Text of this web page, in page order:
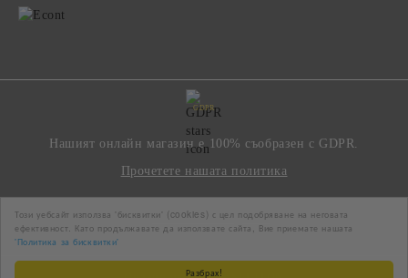
Разбрах!
Този уебсайт използва 'бисквитки' (cookies) с цел подобряване на неговата
ефективност. Като продължавате да използвате сайта, Вие приемате нашата
'Политика за бисквитки'
GDPR
Нашият онлайн магазин е 100% съобразен с GDPR.
Прочетете нашата политика
Моите лични данни